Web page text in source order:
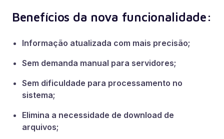
Benefícios da nova funcionalidade:
Informação atualizada com mais precisão;
Sem demanda manual para servidores;
Sem dificuldade para processamento no
sistema;
Elimina a necessidade de download de
arquivos;